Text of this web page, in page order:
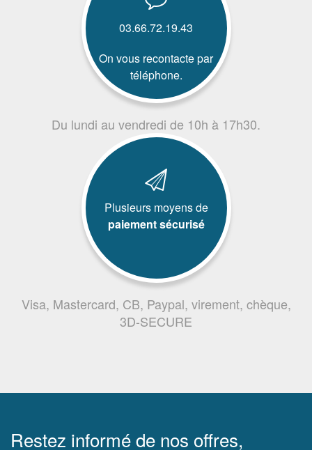
03.66.72.19.43
On vous recontacte par
téléphone.
Du lundi au vendredi de 10h à 17h30.
Plusieurs moyens de
paiement sécurisé
Visa, Mastercard, CB, Paypal, virement, chèque,
3D-SECURE
Restez informé de nos offres,